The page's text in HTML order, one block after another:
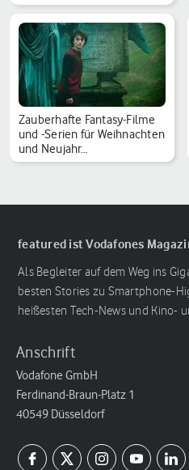
Zauberhafte Fantasy-Filme
und -Serien für Weihnachten
und Neujahr…
featured ist Vodafones
Als Begleiter auf dem Weg ins
besten Stories zu Smartphone-
heißesten Tech-News und Kino-
Anschrift
Vodafone GmbH
Ferdinand-Braun-Platz 1
40549 Düsseldorf